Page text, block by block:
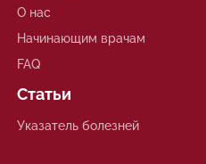
О нас
Начинающим врачам
FAQ
Статьи
Указатель болезней